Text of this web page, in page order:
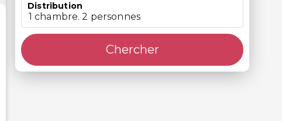
Distribution
1 chambre. 2 personnes
Chercher